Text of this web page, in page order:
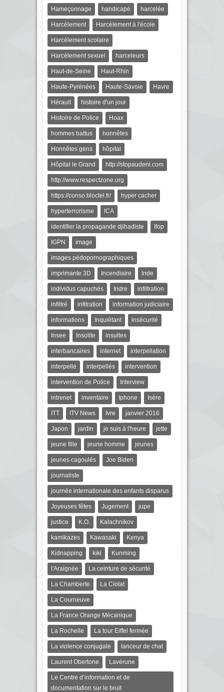
Hameçonnage handicapé harcelée
Harcèlement Harcèlement à l'école
Harcèlement scolaire
Harcèlement sexuel harceleurs
Haut-de-Seine Haut-Rhin
Haute-Pyrénées Haute-Savoie Havre
Hérault histoire d'un jour
Histoire de Police Hoax
hommes battus honnêtes
Honnêtes gens hôpital
Hôpital le Grand http://stopaudeni.com
http://www.respectzone.org
https://conso.bloctel.fr/ hyper cacher
hyperterrorisme ICA
identifier la propagande djihadiste Ifop
IGPN image
images pédopornographiques
imprimante 3D Incendiaire Inde
individus capuchés Indre infiltration
infiltré infitration information judiciaire
informations Inquiétant insécurité
Insee Insolite insultes
interbancaires internet interpellation
interpellé interpellés intervention
intervention de Police Interview
intrenet inventaire Iphone Isère
ITT ITV News Ivre janvier 2016
Japon jardin je suis à l'heure jette
jeune fille jeune homme jeunes
jeunes cagoulés Joe Biden
journaliste
journée internationale des enfants disparus
Joyeuses fêtes Jugement jupe
justice K.O. Kalachnikov
kamikazes Kawasaki Kenya
Kidnapping kiki Kunming
l'Araignée La ceinture de sécurité
La Chamberte La Ciotat
La Courneuve
La France Orange Mécanique
La Rochelle La tour Eiffel fermée
La violence conjugale lanceur de chat
Laurent Obertone Lavérune
Le Centre d’information et de
documentation sur le bruit